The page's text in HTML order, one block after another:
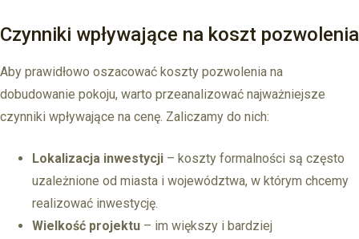
Czynniki wpływające na koszt pozwolenia
Aby prawidłowo oszacować koszty pozwolenia na
dobudowanie pokoju, warto przeanalizować najważniejsze
czynniki wpływające na cenę. Zaliczamy do nich:
Lokalizacja inwestycji – koszty formalności są często
uzależnione od miasta i województwa, w którym chcemy
realizować inwestycję.
Wielkość projektu – im większy i bardziej